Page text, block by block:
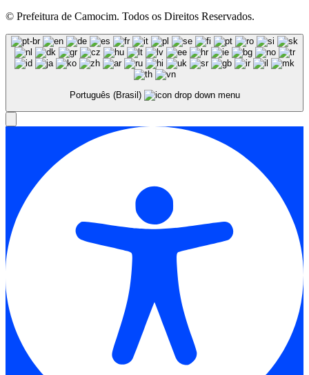
© Prefeitura de Camocim. Todos os Direitos Reservados.
Português (Brasil)